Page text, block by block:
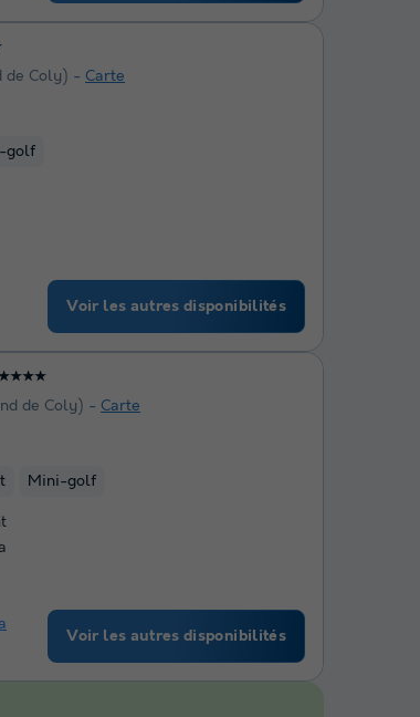
de Coly) Carte
golf
Voir les autres disponibilités
★★★★
de Coly)
Carte
Mini-golf
Voir les autres disponibilités